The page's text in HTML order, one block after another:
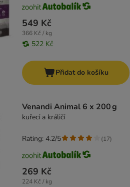
549 Kč
366 Kč / kg
522 Kč
Přidat do košíku
Venandi Animal 6 x 200 g
kuřecí a králičí
269 Kč
224 Kč / kg
Rating: 4.2/5 (17)